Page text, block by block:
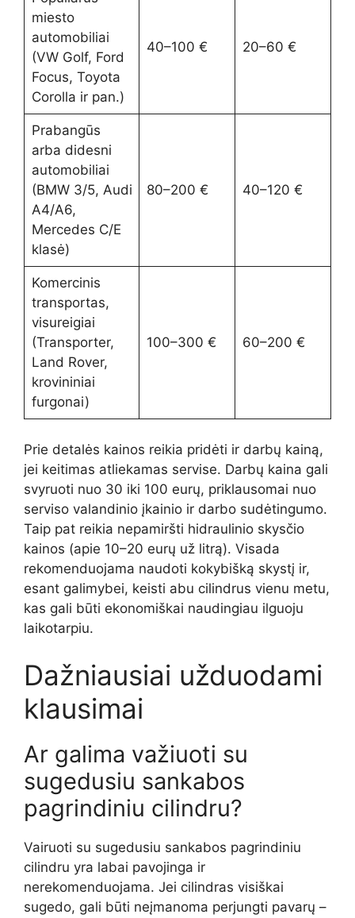
miesto
automobiliai
(VW Golf, Ford
Focus, Toyota
Corolla ir pan.)
40–100 € 20–60 €
Prabangūs
arba didesni
automobiliai
(BMW 3/5, Audi
A4/A6,
Mercedes C/E
klasė)
80–200 € 40–120 €
Komercinis
transportas,
visureigiai
(Transporter,
Land Rover,
krovininiai
furgonai)
100–300 € 60–200 €
Prie detalės kainos reikia pridėti ir darbų kainą,
jei keitimas atliekamas servise. Darbų kaina gali
svyruoti nuo 30 iki 100 eurų, priklausomai nuo
serviso valandinio įkainio ir darbo sudėtingumo.
Taip pat reikia nepamiršti hidraulinio skysčio
kainos (apie 10–20 eurų už litrą). Visada
rekomenduojama naudoti kokybišką skystį ir,
esant galimybei, keisti abu cilindrus vienu metu,
kas gali būti ekonomiškai naudingiau ilguoju
laikotarpiu.
Dažniausiai užduodami
klausimai
Ar galima važiuoti su
sugedusiu sankabos
pagrindiniu cilindru?
Vairuoti su sugedusiu sankabos pagrindiniu
cilindru yra labai pavojinga ir
nerekomenduojama. Jei cilindras visiškai
sugedo, gali būti neįmanoma perjungti pavarų –